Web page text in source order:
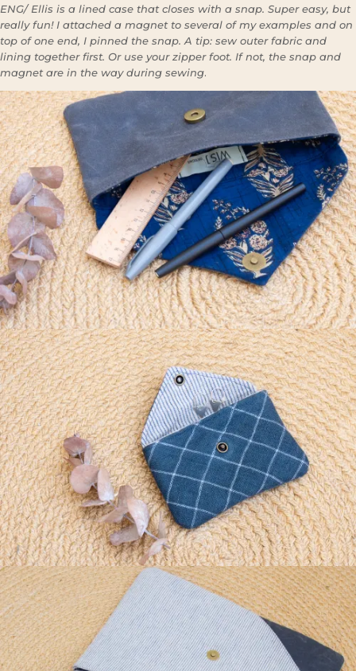
ENG/ Ellis is a lined case that closes with a snap. Super easy, but
really fun! I attached a magnet to several of my examples and on
top of one end, I pinned the snap. A tip: sew outer fabric and
lining together first. Or use your zipper foot. If not, the snap and
magnet are in the way during sewing.